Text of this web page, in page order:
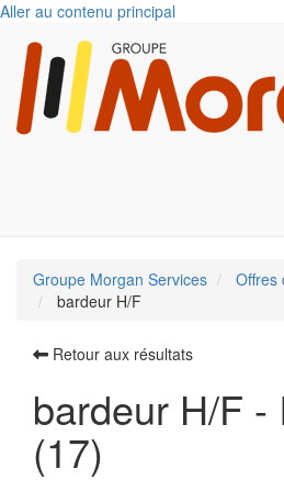
Aller au contenu principal
Groupe Morgan Services
Offres
bardeur H/F
Retour aux résultats
bardeur H/F -
(17)